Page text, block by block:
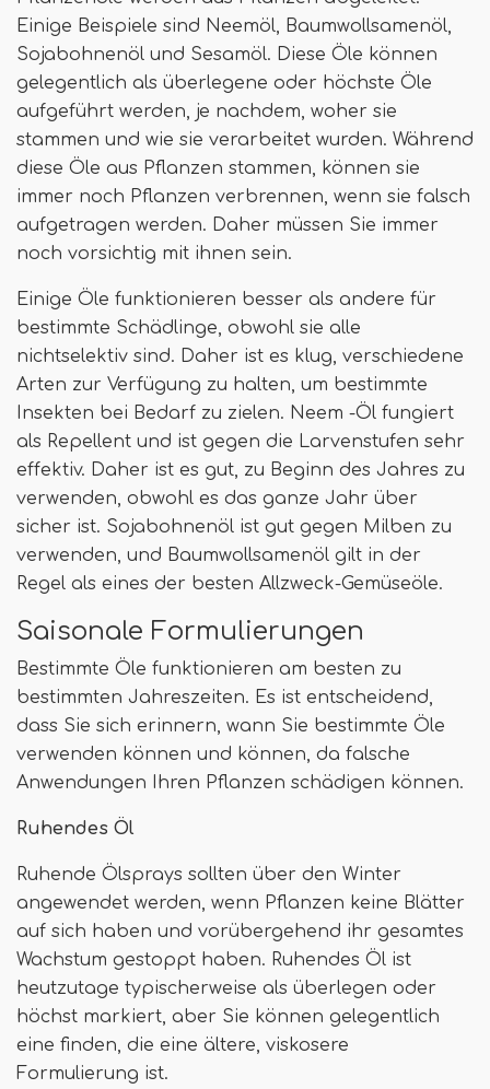
Einige Beispiele sind Neemöl, Baumwollsamenöl,
Sojabohnenöl und Sesamöl. Diese Öle können
gelegentlich als überlegene oder höchste Öle
aufgeführt werden, je nachdem, woher sie
stammen und wie sie verarbeitet wurden. Während
diese Öle aus Pflanzen stammen, können sie
immer noch Pflanzen verbrennen, wenn sie falsch
aufgetragen werden. Daher müssen Sie immer
noch vorsichtig mit ihnen sein.
Einige Öle funktionieren besser als andere für
bestimmte Schädlinge, obwohl sie alle
nichtselektiv sind. Daher ist es klug, verschiedene
Arten zur Verfügung zu halten, um bestimmte
Insekten bei Bedarf zu zielen. Neem -Öl fungiert
als Repellent und ist gegen die Larvenstufen sehr
effektiv. Daher ist es gut, zu Beginn des Jahres zu
verwenden, obwohl es das ganze Jahr über
sicher ist. Sojabohnenöl ist gut gegen Milben zu
verwenden, und Baumwollsamenöl gilt in der
Regel als eines der besten Allzweck-Gemüseöle.
Saisonale Formulierungen
Bestimmte Öle funktionieren am besten zu
bestimmten Jahreszeiten. Es ist entscheidend,
dass Sie sich erinnern, wann Sie bestimmte Öle
verwenden können und können, da falsche
Anwendungen Ihren Pflanzen schädigen können.
Ruhendes Öl
Ruhende Ölsprays sollten über den Winter
angewendet werden, wenn Pflanzen keine Blätter
auf sich haben und vorübergehend ihr gesamtes
Wachstum gestoppt haben. Ruhendes Öl ist
heutzutage typischerweise als überlegen oder
höchst markiert, aber Sie können gelegentlich
eine finden, die eine ältere, viskosere
Formulierung ist.